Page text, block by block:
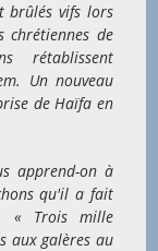
brûlés vifs lors
de
rétablissent
Un nouveau
de Haïfa en
apprend-on à
qu'il a fait
« Trois mille
aux galères au